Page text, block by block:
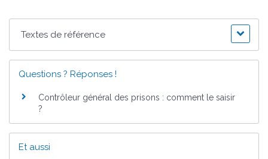
Textes de référence
Questions ? Réponses !
Contrôleur général des prisons : comment le saisir
?
Et aussi